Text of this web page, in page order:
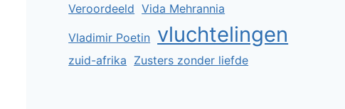
Veroordeeld Vida Mehrannia
Vladimir Poetin vluchtelingen
zuid-afrika Zusters zonder liefde